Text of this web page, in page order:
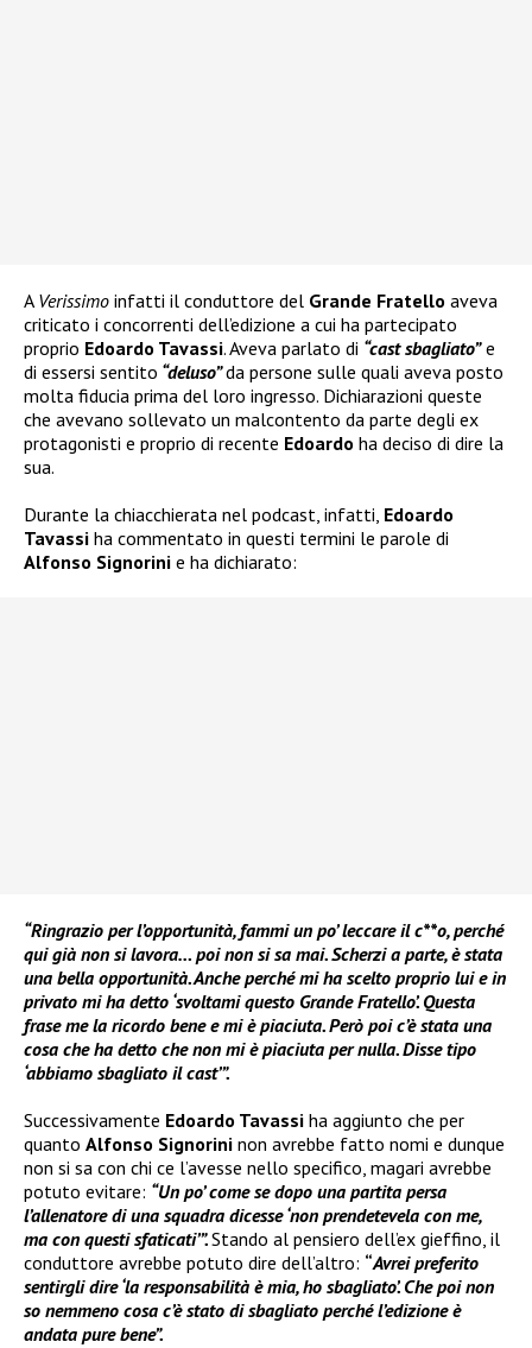
A Verissimo infatti il conduttore del Grande Fratello aveva
criticato i concorrenti dell’edizione a cui ha partecipato
proprio Edoardo Tavassi. Aveva parlato di “cast sbagliato”e
di essersi sentito “deluso”da persone sulle quali aveva posto
molta fiducia prima del loro ingresso. Dichiarazioni queste
che avevano sollevato un malcontento da parte degli ex
protagonisti e proprio di recente Edoardo ha deciso di dire la
sua.
Durante la chiacchierata nel podcast, infatti, Edoardo
Tavassi ha commentato in questi termini le parole di
Alfonso Signorini e ha dichiarato:
“Ringrazio per l’opportunità, fammi un po’ leccare il c**o, perché
qui già non si lavora… poi non si sa mai. Scherzi a parte, è stata
una bella opportunità. Anche perché mi ha scelto proprio lui e in
privato mi ha detto ‘svoltami questo Grande Fratello’. Questa
frase me la ricordo bene e mi è piaciuta. Però poi c’è stata una
cosa che ha detto che non mi è piaciuta per nulla. Disse tipo
‘abbiamo sbagliato il cast’”.
Successivamente Edoardo Tavassi ha aggiunto che per
quanto Alfonso Signorini non avrebbe fatto nomi e dunque
non si sa con chi ce l’avesse nello specifico, magari avrebbe
potuto evitare: “Un po’ come se dopo una partita persa
l’allenatore di una squadra dicesse ‘non prendetevela con me,
ma con questi sfaticati’”.Stando al pensiero dell’ex gieffino, il
conduttore avrebbe potuto dire dell’altro: “Avrei preferito
sentirgli dire ‘la responsabilità è mia, ho sbagliato’. Che poi non
so nemmeno cosa c’è stato di sbagliato perché l’edizione è
andata pure bene”.